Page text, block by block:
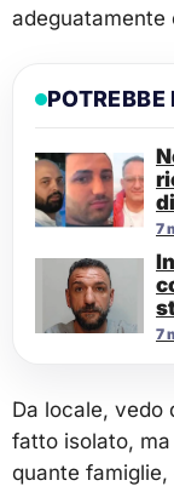
adeguatamente
7
7
Da locale, vedo
fatto isolato,
quante famiglie,